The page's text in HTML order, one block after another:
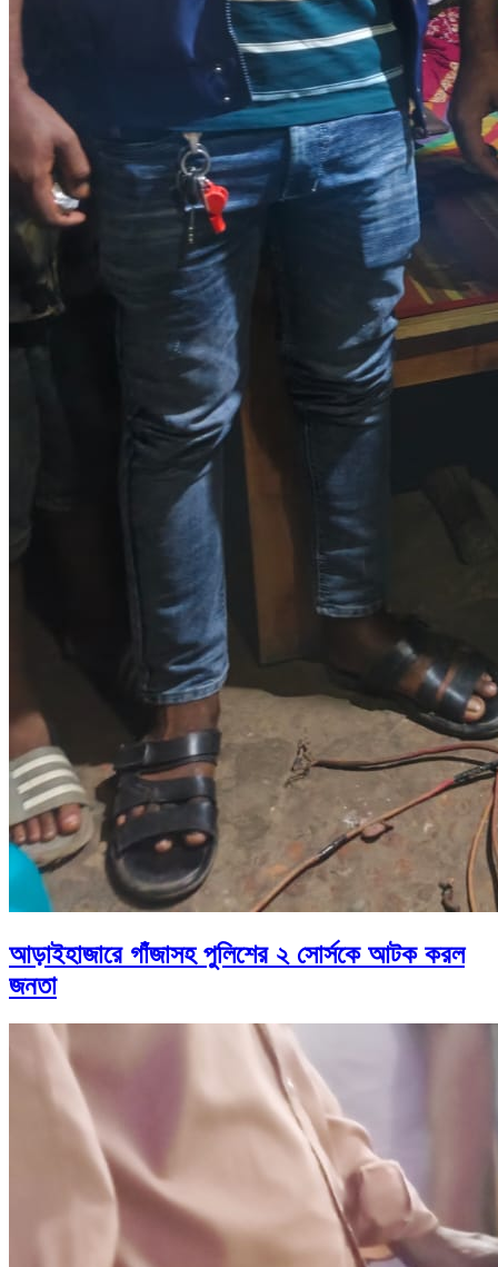
আড়াইহাজারে গাঁজাসহ পুলিশের ২ সোর্সকে আটক করল
জনতা